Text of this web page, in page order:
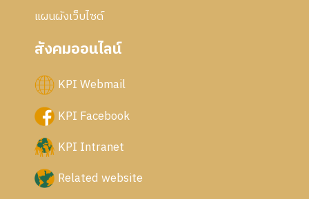
แผนผังเว็บไซด์
สังคมออนไลน์
KPI Webmail
KPI Facebook
KPI Intranet
Related website